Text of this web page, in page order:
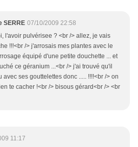
SERRE 07/10/2009 22:58
l'avoir pulvérisee ? <br /> allez, je vais
!!!<br /> j'arrosais mes plantes avec le
équipé d'une petite douchette ... et
ce géranium ...<br /> j'ai trouvé qu'il
avec ses gouttelettes donc ..... !!!!<br /> on
te cacher !<br /> bisous gérard<br /> <br
11:17